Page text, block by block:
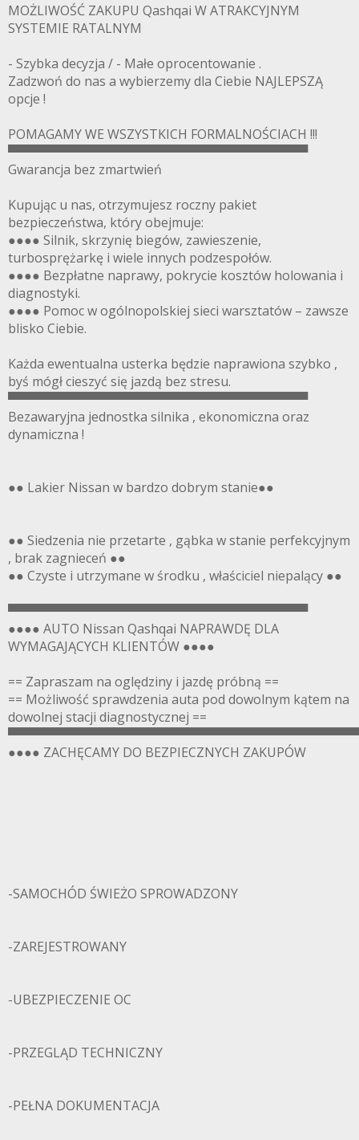
MOŻLIWOŚĆ ZAKUPU Qashqai W ATRAKCYJNYM
SYSTEMIE RATALNYM
- Szybka decyzja / - Małe oprocentowanie .
Zadzwoń do nas a wybierzemy dla Ciebie NAJLEPSZĄ
opcje !
POMAGAMY WE WSZYSTKICH FORMALNOŚCIACH !!!
▀▀▀▀▀▀▀▀▀▀▀▀▀▀▀▀▀▀▀▀▀▀▀▀▀▀▀▀▀▀▀▀▀▀
Gwarancja bez zmartwień
Kupując u nas, otrzymujesz roczny pakiet
bezpieczeństwa, który obejmuje:
●●●● Silnik, skrzynię biegów, zawieszenie,
turbosprężarkę i wiele innych podzespołów.
●●●● Bezpłatne naprawy, pokrycie kosztów holowania i
diagnostyki.
●●●● Pomoc w ogólnopolskiej sieci warsztatów – zawsze
blisko Ciebie.
Każda ewentualna usterka będzie naprawiona szybko ,
byś mógł cieszyć się jazdą bez stresu.
▀▀▀▀▀▀▀▀▀▀▀▀▀▀▀▀▀▀▀▀▀▀▀▀▀▀▀▀▀▀▀▀▀▀
Bezawaryjna jednostka silnika , ekonomiczna oraz
dynamiczna !
●● Lakier Nissan w bardzo dobrym stanie●●
●● Siedzenia nie przetarte , gąbka w stanie perfekcyjnym
, brak zagnieceń ●●
●● Czyste i utrzymane w środku , właściciel niepalący ●●
▀▀▀▀▀▀▀▀▀▀▀▀▀▀▀▀▀▀▀▀▀▀▀▀▀▀▀▀▀▀▀▀▀▀
●●●● AUTO Nissan Qashqai NAPRAWDĘ DLA
WYMAGAJĄCYCH KLIENTÓW ●●●●
== Zapraszam na oględziny i jazdę próbną ==
== Możliwość sprawdzenia auta pod dowolnym kątem na
dowolnej stacji diagnostycznej ==
●●●● ZACHĘCAMY DO BEZPIECZNYCH ZAKUPÓW
-SAMOCHÓD ŚWIEŻO SPROWADZONY
-ZAREJESTROWANY
-UBEZPIECZENIE OC
-PRZEGLĄD TECHNICZNY
-PEŁNA DOKUMENTACJA